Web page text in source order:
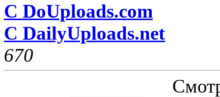
C DoUploads.com
C DailyUploads.net
670